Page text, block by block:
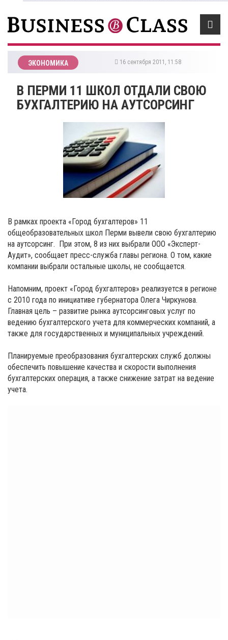
ЭКОНОМИКА 16 сентября 2011, 11:58
В ПЕРМИ 11 ШКОЛ ОТДАЛИ СВОЮ
БУХГАЛТЕРИЮ НА АУТСОРСИНГ
В рамках проекта «Город бухгалтеров» 11
общеобразовательных школ Перми вывели свою бухгалтерию
на аутсорсинг. При этом, 8 из них выбрали ООО «Эксперт-
Аудит», сообщает пресс-служба главы региона. О том, какие
компании выбрали остальные школы, не сообщается.
Напомним, проект «Город бухгалтеров» реализуется в регионе
с 2010 года по инициативе губернатора Олега Чиркунова.
Главная цель – развитие рынка аутсорсинговых услуг по
ведению бухгалтерского учета для коммерческих компаний, а
также для государственных и муниципальных учреждений.
Планируемые преобразования бухгалтерских служб должны
обеспечить повышение качества и скорости выполнения
бухгалтерских операция, а также снижение затрат на ведение
учета.